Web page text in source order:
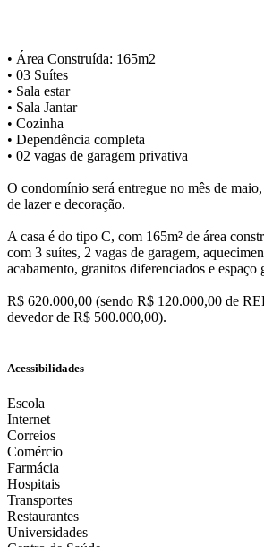
• Área Construída: 165m2
• 03 Suítes
• Sala estar
• Sala Jantar
• Cozinha
• Dependência completa
• 02 vagas de garagem privativa
O condomínio será entregue no mês de
de lazer e decoração.
A casa é do tipo C, com 165m² de área
com 3 suítes, 2 vagas de garagem,
acabamento, granitos diferenciados e
R$ 620.000,00 (sendo R$ 120.000,00 de
devedor de R$ 500.000,00).
Acessibilidades
Escola
Internet
Correios
Comércio
Farmácia
Hospitais
Transportes
Restaurantes
Universidades